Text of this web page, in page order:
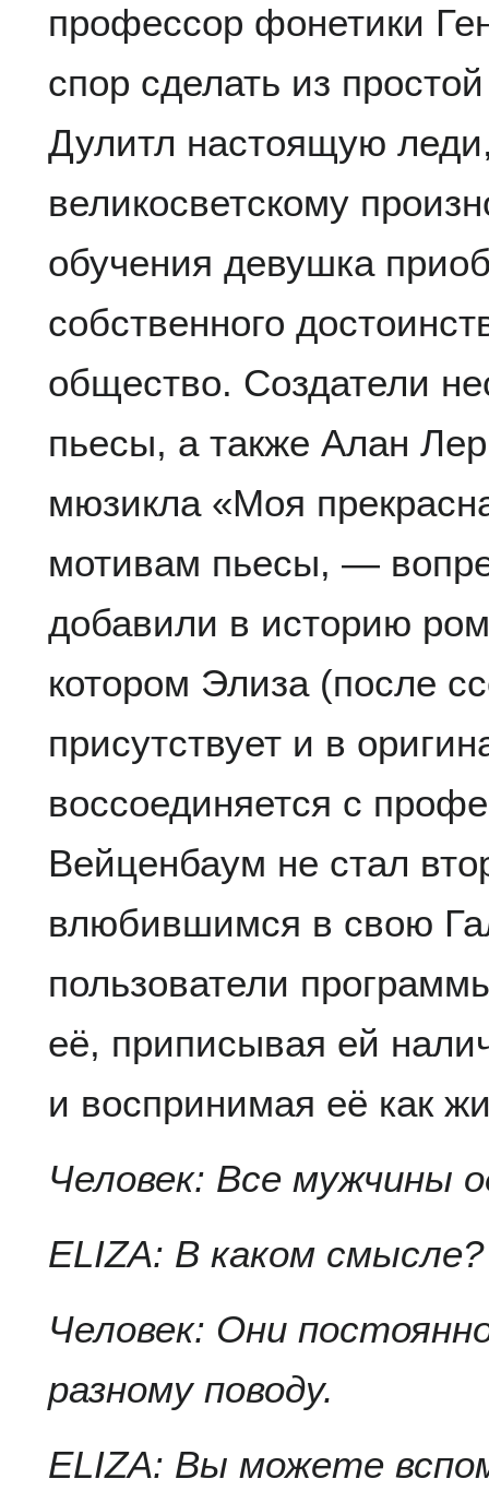
профессор фонетики
спор сделать из
Дулитл настоящую
великосветскому
обучения девушка
собственного
общество. Создатели
пьесы, а также Алан
мюзикла «Моя
мотивам пьесы, —
добавили в историю
котором Элиза (после
присутствует и в
воссоединяется с
Вейценбаум не стал
влюбившимся в свою
пользователи
её, приписывая ей
и воспринимая её как
Человек: Все мужчины
ELIZA: В каком смысле?
Человек: Они
разному поводу.
ELIZA: Вы можете